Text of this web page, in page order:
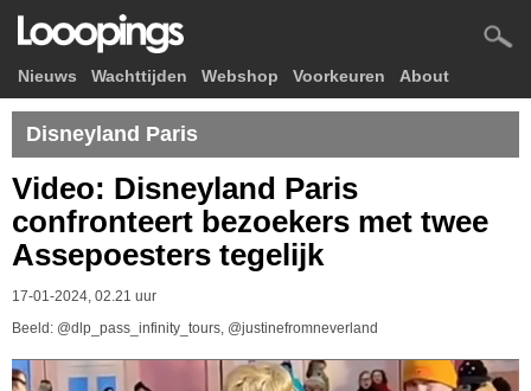
Nieuws Wachttijden Webshop Voorkeuren About
Disneyland Paris
Video: Disneyland Paris
confronteert bezoekers met twee
Assepoesters tegelijk
17-01-2024, 02.21 uur
Beeld: @dlp_pass_infinity_tours, @justinefromneverland